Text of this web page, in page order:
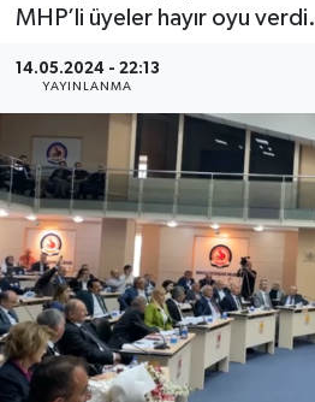
MHP’li üyeler hayır oyu verdi.
14.05.2024 - 22:13
YAYINLANMA
MAGAZİN
ÖZEL HABER
DTO
RESMİ REKLAM